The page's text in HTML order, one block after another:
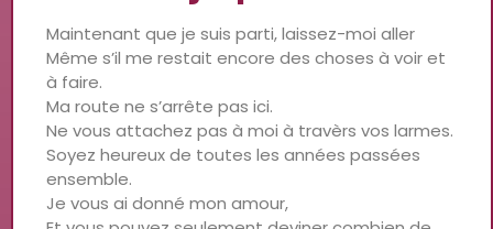
Maintenant que je suis parti, laissez-moi aller
Même s’il me restait encore des choses à voir et
à faire.
Ma route ne s’arrête pas ici.
Ne vous attachez pas à moi à travèrs vos larmes.
Soyez heureux de toutes les années passées
ensemble.
Je vous ai donné mon amour,